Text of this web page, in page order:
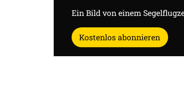
Ein Bild von einem
Kostenlos abonnieren